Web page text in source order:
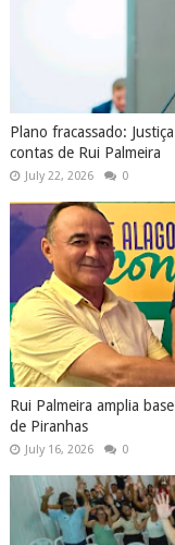
Plano fracassado:
contas de Rui Palmeira
July 22, 2026 0
Rui Palmeira amplia
de Piranhas
July 16, 2026 0